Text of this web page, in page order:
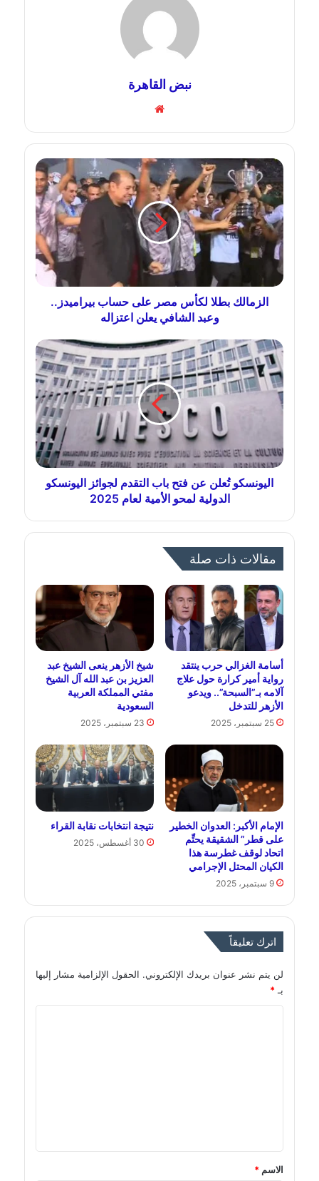
نبض القاهرة
الزمالك بطلا لكأس مصر على حساب بيراميدز..
وعبد الشافي يعلن اعتزاله
اليونسكو تُعلن عن فتح باب التقدم لجوائز اليونسكو
الدولية لمحو الأمية لعام 2025
مقالات ذات صلة
أسامة الغزالي حرب ينتقد
رواية أمير كرارة حول علاج
آلامه بـ”السبحة”.. ويدعو
الأزهر للتدخل
25 سبتمبر، 2025
شيخ الأزهر ينعى الشيخ عبد
العزيز بن عبد الله آل الشيخ
مفتي المملكة العربية
السعودية
23 سبتمبر، 2025
الإمام الأكبر: العدوان الخطير
على قطر” الشقيقة يحتِّم
اتحاد لوقف غطرسة هذا
الكيان المحتل الإجرامي
9 سبتمبر، 2025
نتيجة انتخابات نقابة القراء
30 أغسطس، 2025
اترك تعليقاً
لن يتم نشر عنوان بريدك الإلكتروني. الحقول الإلزامية مشار إليها
بـ*
*
الاسم *